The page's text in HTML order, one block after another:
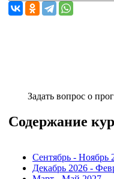
Задать вопрос о
Содержание
Сентябрь - Ноябрь
Декабрь 2026 -